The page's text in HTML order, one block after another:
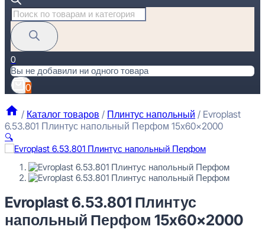
Поиск
товаров
0
Вы не добавили ни одного товара
0
/ Каталог товаров / Плинтус напольный / Evroplast
6.53.801 Плинтус напольный Перфом 15x60x2000
🔍
676₽ за штуку
Перейти в избранное Закрыть
Evroplast 6.53.801 Плинтус
напольный Перфом 15x60x2000